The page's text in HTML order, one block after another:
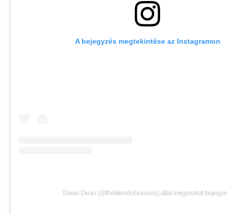
A bejegyzés megtekintése az Instagramon
Dawn Dean (@theblendofsuccess) által megosztott